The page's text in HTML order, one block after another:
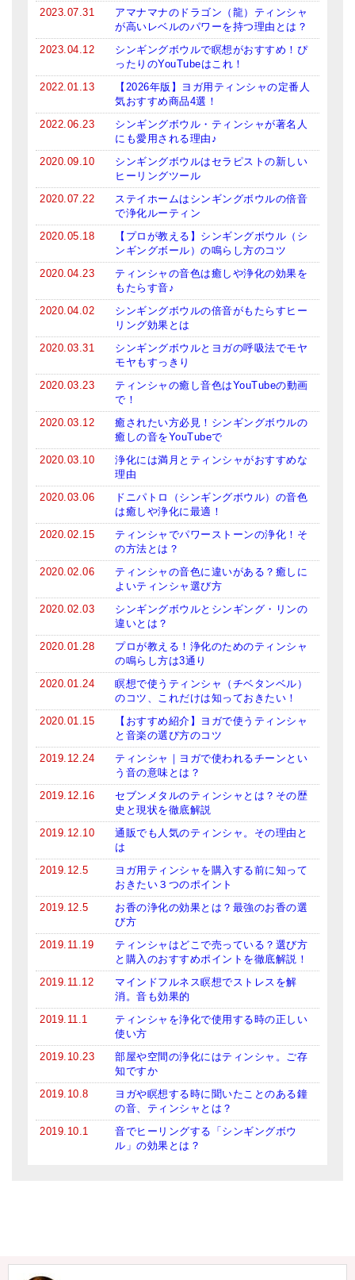
ベル＆ドルジェ
シンギングボウル入門本・CD
神々とつながるジュエリー
ヒーリング・マンダラポスター
ロゴステッカー・ポストカード各種
亡命チベット人尼僧のお守り・チャーム
チベット・マントラ・ヒーリングCD
シンギングボウル講座
倍音呼吸法レッスン
中級講座
上級講座
ビギナー講師・養成講座
メールお便り登録
LINEお友だち登録
お客様の声
ブログ
2023.07.31
アマナマナのドラゴン（龍）ティンシャ
が高いレベルのパワーを持つ理由とは？
2023.04.12
シンギングボウルで瞑想がおすすめ！ぴ
ったりのYouTubeはこれ！
2022.01.13
【2026年版】ヨガ用ティンシャの定番人
気おすすめ商品4選！
2022.06.23
シンギングボウル・ティンシャが著名人
にも愛用される理由♪
2020.09.10
シンギングボウルはセラピストの新しい
ヒーリングツール
2020.07.22
ステイホームはシンギングボウルの倍音
で浄化ルーティン
2020.05.18
【プロが教える】シンギングボウル（シ
ンギングボール）の鳴らし方のコツ
2020.04.23
ティンシャの音色は癒しや浄化の効果を
もたらす音♪
2020.04.02
シンギングボウルの倍音がもたらすヒー
リング効果とは
2020.03.31
シンギングボウルとヨガの呼吸法でモヤ
モヤもすっきり
2020.03.23
ティンシャの癒し音色はYouTubeの動画
で！
2020.03.12
癒されたい方必見！シンギングボウルの
癒しの音をYouTubeで
2020.03.10
浄化には満月とティンシャがおすすめな
理由
2020.03.06
ドニパトロ（シンギングボウル）の音色
は癒しや浄化に最適！
2020.02.15
ティンシャでパワーストーンの浄化！そ
の方法とは？
2020.02.06
ティンシャの音色に違いがある？癒しに
よいティンシャ選び方
2020.02.03
シンギングボウルとシンギング・リンの
違いとは？
2020.01.28
プロが教える！浄化のためのティンシャ
の鳴らし方は3通り
2020.01.24
瞑想で使うティンシャ（チベタンベル）
のコツ、これだけは知っておきたい！
2020.01.15
【おすすめ紹介】ヨガで使うティンシャ
と音楽の選び方のコツ
2019.12.24
ティンシャ｜ヨガで使われるチーンとい
う音の意味とは？
2019.12.16
セブンメタルのティンシャとは？その歴
史と現状を徹底解説
2019.12.10
通販でも人気のティンシャ。その理由と
は
2019.12.5
ヨガ用ティンシャを購入する前に知って
おきたい３つのポイント
2019.12.5
お香の浄化の効果とは？最強のお香の選
び方
2019.11.19
ティンシャはどこで売っている？選び方
と購入のおすすめポイントを徹底解説！
2019.11.12
マインドフルネス瞑想でストレスを解
消。音も効果的
2019.11.1
ティンシャを浄化で使用する時の正しい
使い方
2019.10.23
部屋や空間の浄化にはティンシャ。ご存
知ですか
2019.10.8
ヨガや瞑想する時に聞いたことのある鐘
の音、ティンシャとは？
2019.10.1
音でヒーリングする「シンギングボウ
ル」の効果とは？